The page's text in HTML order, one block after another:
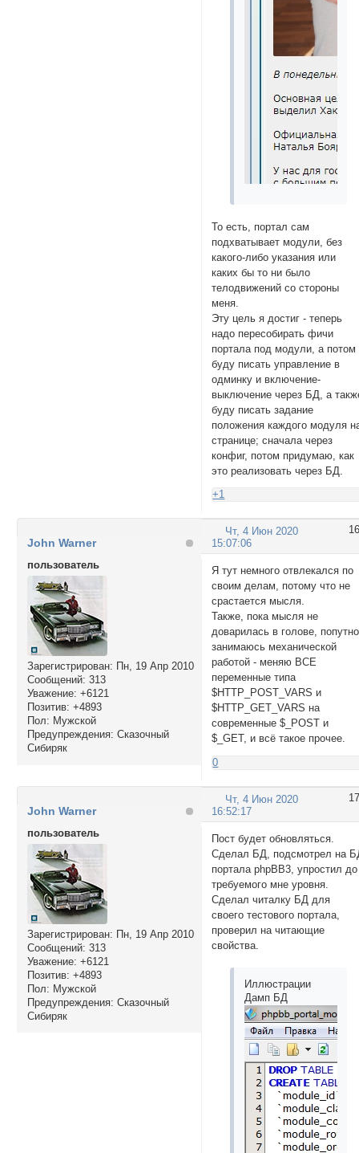
То есть, портал сам
подхватывает модули, без
какого-либо указания или
каких бы то ни было
телодвижений со стороны
меня.
Эту цель я достиг - теперь
надо пересобирать фичи
портала под модули, а потом
буду писать управление в
одминку и включение-
выключение через БД, а
буду писать задание
положения каждого модуля
странице; сначала через
конфиг, потом придумаю, как
это реализовать через БД.
+1
16
Чт, 4 Июн 2020
15:07:06
John Warner
пользователь
Зарегистрирован: Пн, 19 Апр 2010
Сообщений: 313
Уважение: +6121
Позитив: +4893
Пол: Мужской
Предупреждения: Сказочный
Сибиряк
Я тут немного отвлекался по
своим делам, потому что не
срастается мысля.
Также, пока мысля не
доварилась в голове, попутно
занимаюсь механической
работой - меняю ВСЕ
переменные типа
$HTTP_POST_VARS и
$HTTP_GET_VARS на
современные $_POST и
$_GET, и всё такое прочее.
0
17
Чт, 4 Июн 2020
16:52:17
John Warner
пользователь
Зарегистрирован: Пн, 19 Апр 2010
Сообщений: 313
Уважение: +6121
Позитив: +4893
Пол: Мужской
Предупреждения: Сказочный
Сибиряк
Пост будет обновляться.
Сделал БД, подсмотрел на
портала phpBB3, упростил до
требуемого мне уровня.
Сделал читалку БД для
своего тестового портала,
проверил на читающие
свойства.
Иллюстрации
Дамп БД